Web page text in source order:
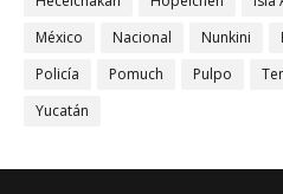
México
Nacional Nunkini
Policía
Pomuch Pulpo
Yucatán